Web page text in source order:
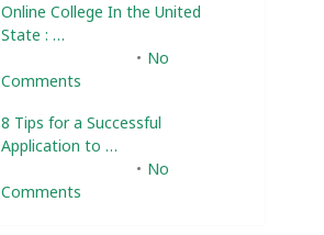
Online College In the United
State : …
No
Comments
8 Tips for a Successful
Application to …
No
Comments